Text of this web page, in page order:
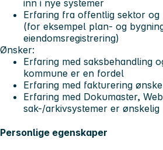
inn i nye systemer
Erfaring fra offentlig sektor
(for eksempel plan- og
eiendomsregistrering)
Ønsker:
Erfaring med saksbehandling
kommune er en fordel
Erfaring med fakturering
Erfaring med Dokumaster,
sak-/arkivsystemer er ønskelig
Personlige egenskaper